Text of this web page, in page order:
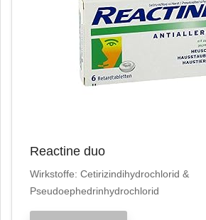
Reactine duo
Wirkstoffe: Cetirizindihydrochlorid &
Pseudoephedrinhydrochlorid